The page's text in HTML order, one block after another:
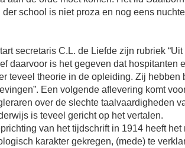
der school is niet proza en nog eens
secretaris C.L. de Liefde zijn rubriek “Uit
daarvoor is het gegeven dat hospitanten
teveel theorie in de opleiding. Zij hebben
Een volgende aflevering komt
over de slechte taalvaardigheden
is teveel gericht op het vertalen.
van het tijdschrift in 1914 heeft het
karakter gekregen, (mede) te